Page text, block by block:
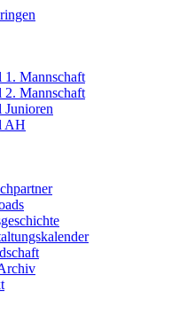
1. Mannschaft
2. Mannschaft
Junioren
AH